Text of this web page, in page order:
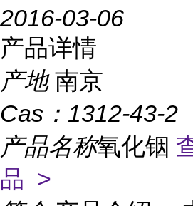
2016-03-06
产品详情
产地 南京
Cas： 1312-43-2
产品名称氧化铟
品 >